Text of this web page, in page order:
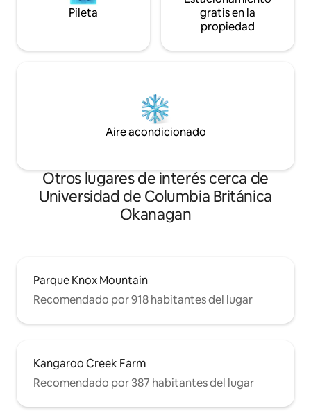
Pileta
gratis en la
propiedad
Aire acondicionado
Otros lugares de interés cerca de
Universidad de Columbia Británica
Okanagan
Parque Knox Mountain
Recomendado por 918 habitantes del lugar
Kangaroo Creek Farm
Recomendado por 387 habitantes del lugar